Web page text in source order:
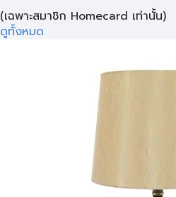
(เฉพาะสมาชิก Homecard เท่านั้น)
ดูทั้งหมด